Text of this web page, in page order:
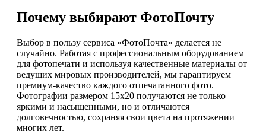
Почему выбирают ФотоПочту
Выбор в пользу сервиса «ФотоПочта» делается не
случайно. Работая с профессиональным оборудованием
для фотопечати и используя качественные материалы от
ведущих мировых производителей, мы гарантируем
премиум-качество каждого отпечатанного фото.
Фотографии размером 15х20 получаются не только
яркими и насыщенными, но и отличаются
долговечностью, сохраняя свои цвета на протяжении
многих лет.